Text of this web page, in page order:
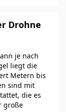
Drohne
je nach
liegt die
Metern bis
sind mit
die es
große